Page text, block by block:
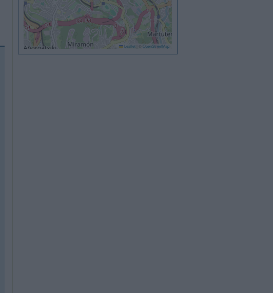
Leaflet © OpenStreetMap